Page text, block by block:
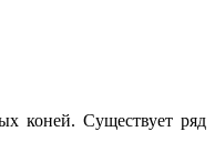
коней. Существует ряд